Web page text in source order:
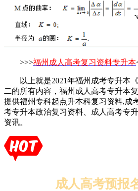
>>>福州成人高考复习资料专升本
以上就是2021年福州成考专升本《
二的所有内容，福州成人高考专升本
提供福州专科起点升本科复习资料,成
考专升本政治复习资料、成人高考专
资讯。
成人高考预报